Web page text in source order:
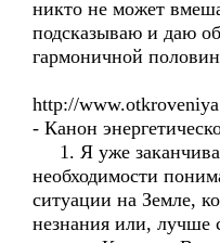
никто не может
подсказываю и даю
гармоничной
http://
- Канон
1. Я уже
необходимости
ситуации на Земле,
незнания или, лучше